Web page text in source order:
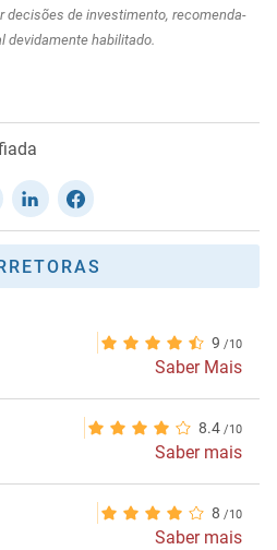
decisões de investimento, recomenda-
devidamente habilitado.
9
Saber Mais
8.4
Saber mais
8
Saber mais